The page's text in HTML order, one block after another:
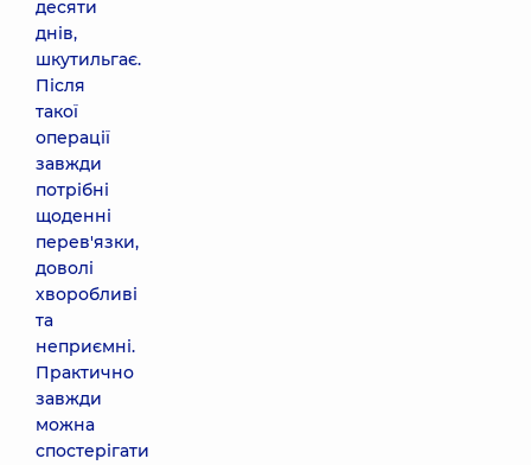
десяти
днів,
шкутильгає.
Після
такої
операції
завжди
потрібні
щоденні
перев'язки,
доволі
хворобливі
та
неприємні.
Практично
завжди
можна
спостерігати